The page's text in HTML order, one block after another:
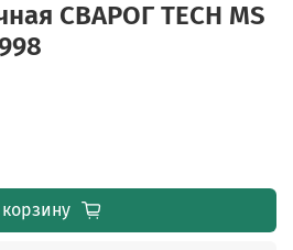
СВАРОГ TECH MS